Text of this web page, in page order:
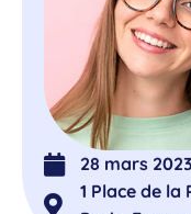
28 mars
1 Place de la